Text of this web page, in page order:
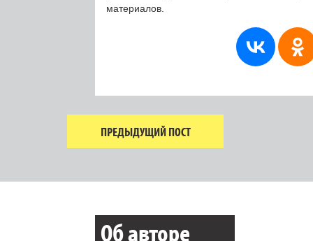
материалов.
ПРЕДЫДУЩИЙ ПОСТ
Об авторе